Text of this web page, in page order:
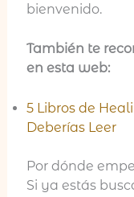
bienvenido.
También te
en esta web:
5 Libros de
Deberías Leer
Por dónde
Si ya estás